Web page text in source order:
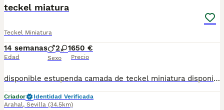
teckel miatura
Teckel Miniatura
14 semanas
Edad
2 1
Sexo
650 €
Precio
disponible estupenda camada de teckel miniatura disponible hay tanto macho como hembras color chocolate un color muy especial en esta raza con una morfologia impresionante estan vacunados desparasitado y con la cartilla del veterinario hacemos envio a toda españa con posibilidad de contrarembolso llamanos y te informamos cachorros criado en ambiente familiar
Criador
Identidad Verificada
Arahal, Sevilla (34.5km)